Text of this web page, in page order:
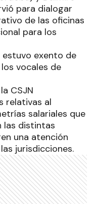
para dialogar
de las oficinas
para los
exento de
vocales de
CSJN
relativas al
salariales que
las distintas
una atención
jurisdicciones.